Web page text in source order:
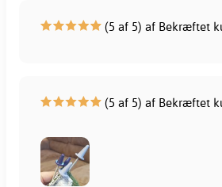
(5 af 5) af Bekræftet
(5 af 5) af Bekræftet